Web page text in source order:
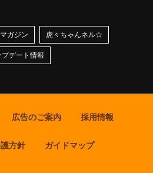
ガジン 虎々ちゃんネル☆
デート情報
広告のご案内 採用情報
方針 ガイドマップ